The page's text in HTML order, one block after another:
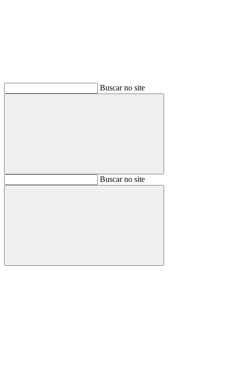
Buscar no site
BuscarBuscar no site
Buscar